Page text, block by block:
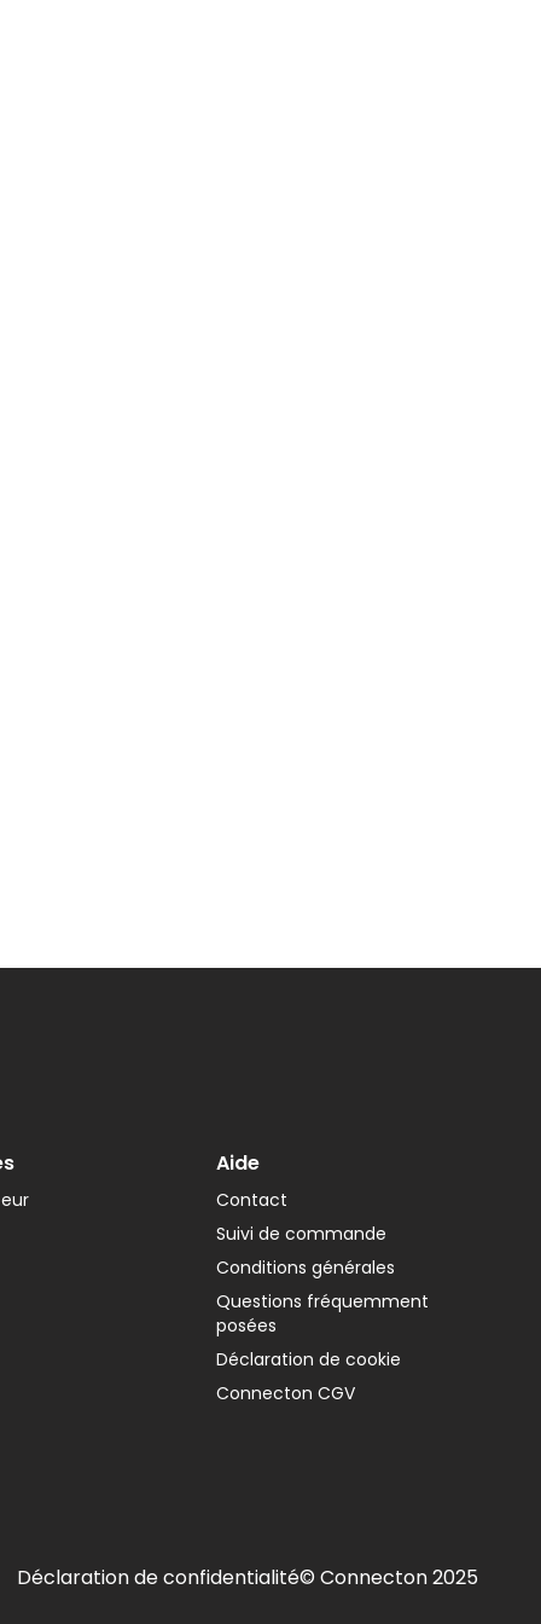
Aide
Contact
Suivi de commande
Conditions générales
Questions fréquemment
posées
Déclaration de cookie
Connecton CGV
Déclaration de confidentialité© Connecton 2025